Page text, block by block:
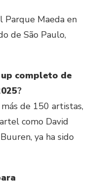
Parque Maeda en
de São Paulo,
completo de
?
de 150 artistas,
como David
ya ha sido